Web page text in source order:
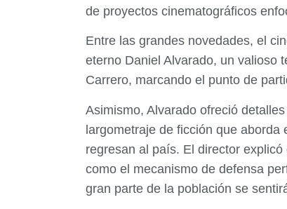
de proyectos cinematográficos
Entre las grandes novedades, el
eterno Daniel Alvarado, un valioso
Carrero, marcando el punto de
​Asimismo, Alvarado ofreció
largometraje de ficción que
regresan al país. El director
como el mecanismo de defensa
gran parte de la población se